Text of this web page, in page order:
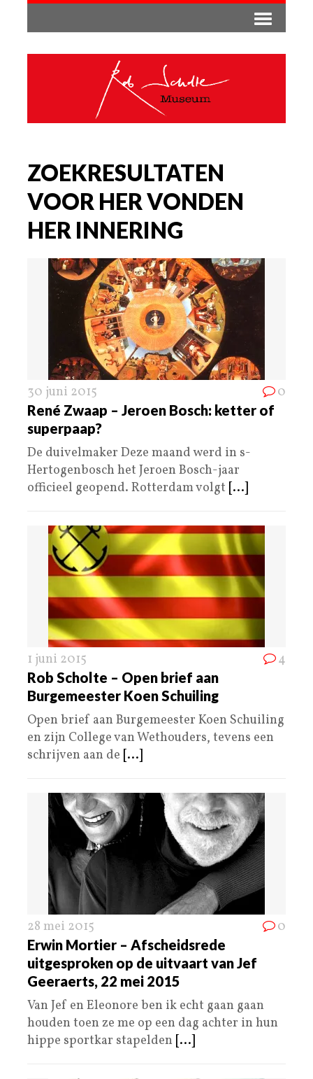
ZOEKRESULTATEN
VOOR HER VONDEN
HER INNERING
30 juni 2015 0
René Zwaap – Jeroen Bosch: ketter of
superpaap?
De duivelmaker Deze maand werd in s-
Hertogenbosch het Jeroen Bosch-jaar
officieel geopend. Rotterdam volgt [...]
1 juni 2015 4
Rob Scholte – Open brief aan
Burgemeester Koen Schuiling
Open brief aan Burgemeester Koen Schuiling
en zijn College van Wethouders, tevens een
schrijven aan de [...]
28 mei 2015 0
Erwin Mortier – Afscheidsrede
uitgesproken op de uitvaart van Jef
Geeraerts, 22 mei 2015
Van Jef en Eleonore ben ik echt gaan gaan
houden toen ze me op een dag achter in hun
hippe sportkar stapelden [...]